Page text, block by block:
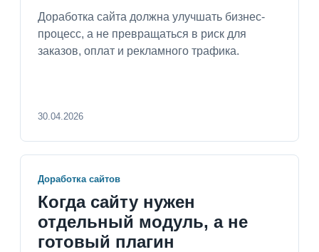
Доработка сайта должна улучшать бизнес-
процесс, а не превращаться в риск для
заказов, оплат и рекламного трафика.
30.04.2026
Доработка сайтов
Когда сайту нужен
отдельный модуль, а не
готовый плагин